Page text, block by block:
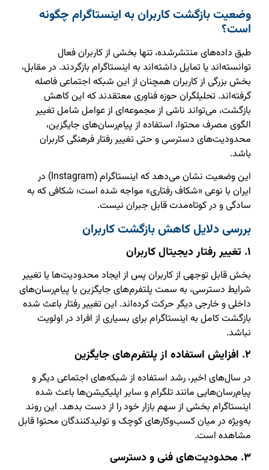
وضعیت بازگشت کاربران به اینستاگرام چگونه
است؟
طبق داده‌های منتشرشده، تنها بخشی از کاربران فعال
توانسته‌اند یا تمایل داشته‌اند به اینستاگرام بازگردند. در مقابل،
بخش بزرگی از کاربران همچنان از این شبکه اجتماعی فاصله
گرفته‌اند. تحلیلگران حوزه فناوری معتقدند که این کاهش
بازگشت، می‌تواند ناشی از مجموعه‌ای از عوامل شامل تغییر
الگوی مصرف محتوا، استفاده از پیام‌رسان‌های جایگزین،
محدودیت‌های دسترسی و حتی تغییر رفتار فرهنگی کاربران
باشد.
این وضعیت نشان می‌دهد که اینستاگرام (Instagram) در
ایران با نوعی «شکاف رفتاری» مواجه شده است؛ شکافی که به
سادگی و در کوتاه‌مدت قابل جبران نیست.
بررسی دلایل کاهش بازگشت کاربران
۱. تغییر رفتار دیجیتال کاربران
بخش قابل توجهی از کاربران پس از ایجاد محدودیت‌ها یا تغییر
شرایط دسترسی، به سمت پلتفرم‌های جایگزین یا پیام‌رسان‌های
داخلی و خارجی دیگر حرکت کرده‌اند. این تغییر رفتار باعث شده
بازگشت کامل به اینستاگرام برای بسیاری از افراد در اولویت
نباشد.
۲. افزایش استفاده از پلتفرم‌های جایگزین
در سال‌های اخیر، رشد استفاده از شبکه‌های اجتماعی دیگر و
پیام‌رسان‌هایی مانند تلگرام و سایر اپلیکیشن‌ها باعث شده
اینستاگرام بخشی از سهم بازار خود را از دست بدهد. این روند
به‌ویژه در میان کسب‌وکارهای کوچک و تولیدکنندگان محتوا قابل
مشاهده است.
۳. محدودیت‌های فنی و دسترسی